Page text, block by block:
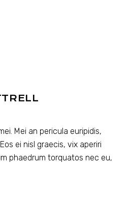
Mei an pericula euripidis,
ei nisl graecis, vix aperiri
phaedrum torquatos nec eu,